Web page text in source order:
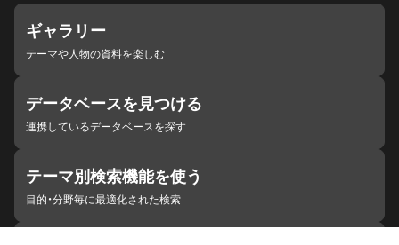
ギャラリー
テーマや人物の資料を楽しむ
データベースを見つける
連携しているデータベースを探す
テーマ別検索機能を使う
目的・分野毎に最適化された検索